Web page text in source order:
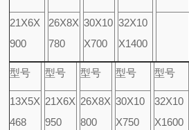
21X6X
900
26X8X
780
30X10
X700
32X10
X1400
型号 型号 型号 型号 型号
13X5X
468
21X6X
950
26X8X
800
30X10
X750
32X10
X1600